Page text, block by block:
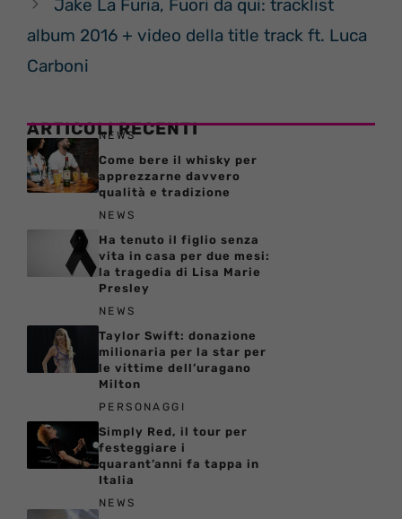
Jake La Furia, Fuori da qui: tracklist
album 2016 + video della title track ft. Luca
Carboni
ARTICOLI RECENTI
NEWS
Come bere il whisky per
apprezzarne davvero
qualità e tradizione
NEWS
Ha tenuto il figlio senza
vita in casa per due mesi:
la tragedia di Lisa Marie
Presley
NEWS
Taylor Swift: donazione
milionaria per la star per
le vittime dell’uragano
Milton
PERSONAGGI
Simply Red, il tour per
festeggiare i
quarant’anni fa tappa in
Italia
NEWS